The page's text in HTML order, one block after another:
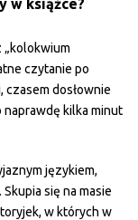
w książce?
„kolokwium
czytanie po
czasem dosłownie
naprawdę kilka minut
językiem,
się na masie
w których w